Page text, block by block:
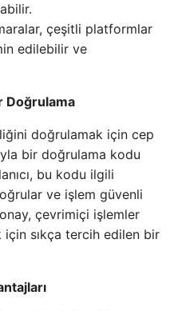
çeşitli platformlar
edilebilir ve
Doğrulama
doğrulamak için cep
bir doğrulama kodu
bu kodu ilgili
ve işlem güvenli
çevrimiçi işlemler
için sıkça tercih edilen bir